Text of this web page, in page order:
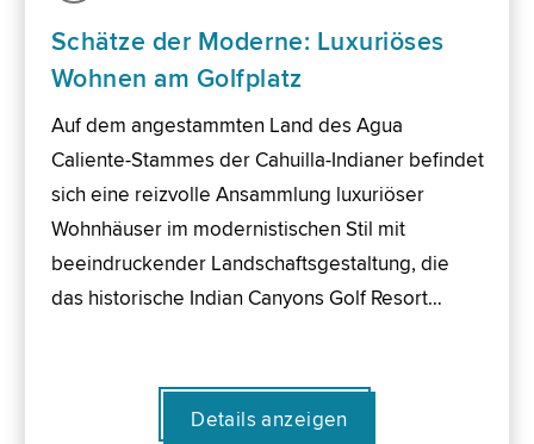
Schätze der Moderne: Luxuriöses
Wohnen am Golfplatz
Auf dem angestammten Land des Agua
Caliente-Stammes der Cahuilla-Indianer befindet
sich eine reizvolle Ansammlung luxuriöser
Wohnhäuser im modernistischen Stil mit
beeindruckender Landschaftsgestaltung, die
das historische Indian Canyons Golf Resort…
Details anzeigen